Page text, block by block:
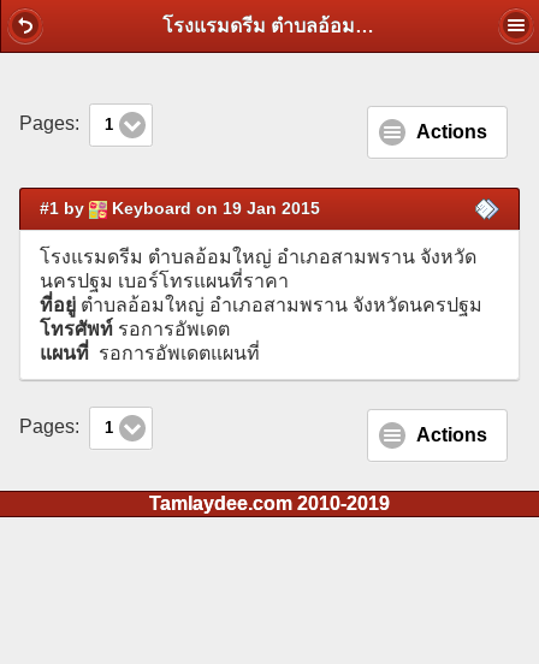
โรงแรมดรีม ตำบลอ้อมใหญ่ อำเภอสามพราน จังหวัดนครปฐม เบอร์โทรแผนที่ราคา
Pages: 1 Actions
#1 by Keyboard on 19 Jan 2015
โรงแรมดรีม ตำบลอ้อมใหญ่ อำเภอสามพราน จังหวัด
นครปฐม เบอร์โทรแผนที่ราคา
ที่อยู่ ตำบลอ้อมใหญ่ อำเภอสามพราน จังหวัดนครปฐม
โทรศัพท์ รอการอัพเดต
แผนที่ รอการอัพเดตแผนที่
Pages: 1 Actions
Tamlaydee.com 2010-2019